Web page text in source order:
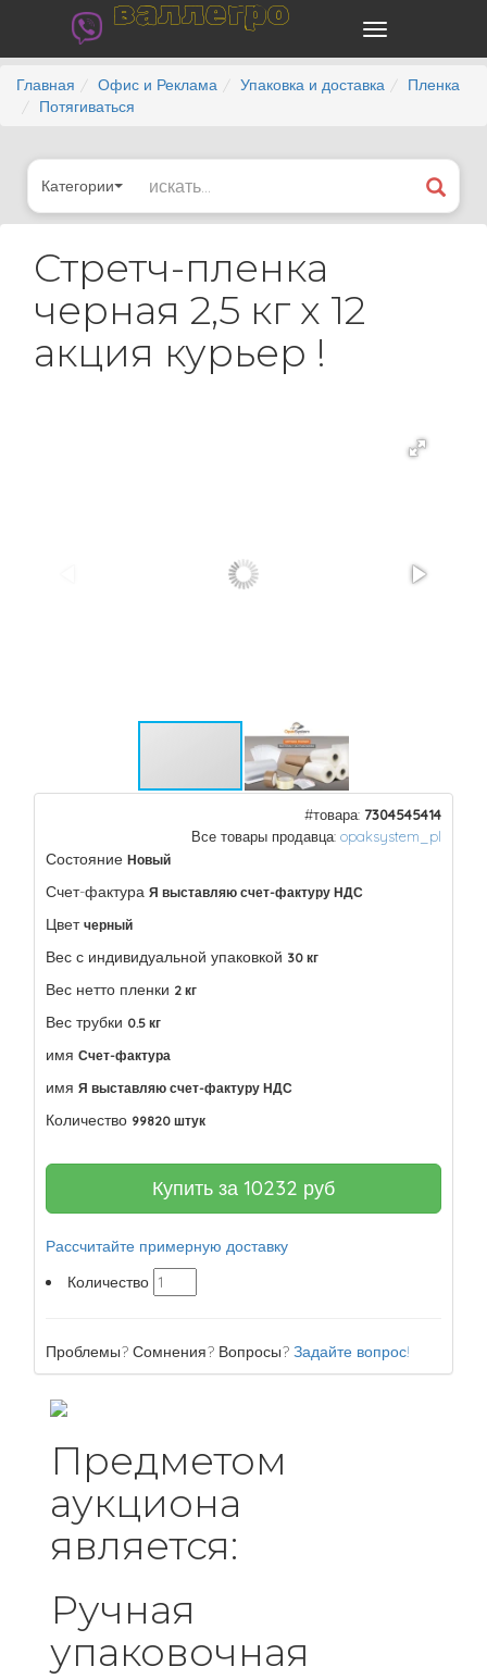
валлегро
Главная Офис и Реклама Упаковка и доставка
Пленка
Потягиваться
Категории
Стретч-пленка
черная 2,5 кг x 12
акция курьер !
#товара: 7304545414
Все товары продавца: opaksystem_pl
Состояние Новый
Счет-фактура Я выставляю счет-фактуру НДС
Цвет черный
Вес с индивидуальной упаковкой 30 кг
Вес нетто пленки 2 кг
Вес трубки 0.5 кг
имя Счет-фактура
имя Я выставляю счет-фактуру НДС
Количество 99820 штук
Купить за 10232 руб
Рассчитайте примерную доставку
Количество
Проблемы? Сомнения? Вопросы? Задайте вопрос!
Предметом
аукциона
является:
Ручная
упаковочная